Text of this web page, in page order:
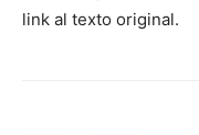
link al texto original.